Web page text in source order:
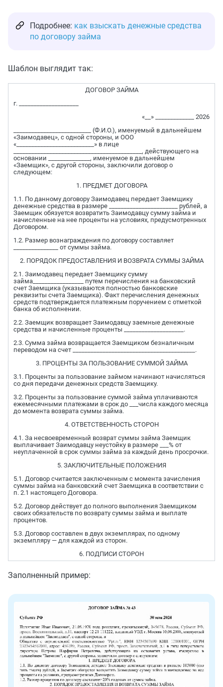
Подробнее: как взыскать денежные средства
по договору займа
Шаблон выглядит так:
ДОГОВОР ЗАЙМА
г. ____________________
«__» _____________ 2026
__________________________ (Ф.И.О.), именуемый в дальнейшем
«Заимодавец», с одной стороны, и ООО
«__________________________» в лице
___________________________________________, действующего на
основании ______________, именуемое в дальнейшем
«Заемщик», с другой стороны, заключили договор о
следующем:
1. ПРЕДМЕТ ДОГОВОРА
1.1. По данному договору Заимодавец передает Заемщику
денежные средства в размере _______________________ рублей, а
Заемщик обязуется возвратить Заимодавцу сумму займа и
начисленные на нее проценты на условиях, предусмотренных
Договором.
1.2. Размер вознаграждения по договору составляет
_______________ от суммы займа.
2. ПОРЯДОК ПРЕДОСТАВЛЕНИЯ И ВОЗВРАТА СУММЫ ЗАЙМА
2.1. Заимодавец передает Заемщику сумму
займа_________________ путем перечисления на банковский
счет Заемщика (указываются полностью банковские
реквизиты счета Заемщика). Факт перечисления денежных
средств подтверждается платежным поручением с отметкой
банка об исполнении.
2.2. Заемщик возвращает Заимодавцу заемные денежные
средства и начисленные проценты ____________________.
2.3. Сумма займа возвращается Заемщиком безналичным
переводом на счет _________________________________________.
3. ПРОЦЕНТЫ ЗА ПОЛЬЗОВАНИЕ СУММОЙ ЗАЙМА
3.1. Проценты за пользование займом начинают начисляться
со дня передачи денежных средств Заемщику.
3.2. Проценты за пользование суммой займа уплачиваются
ежемесячными платежами в срок до ___числа каждого месяца
до момента возврата суммы займа.
4. ОТВЕТСТВЕННОСТЬ СТОРОН
4.1. За несвоевременный возврат суммы займа Заемщик
выплачивает Заимодавцу неустойку в размере ___% от
неуплаченной в срок суммы займа за каждый день просрочки.
5. ЗАКЛЮЧИТЕЛЬНЫЕ ПОЛОЖЕНИЯ
5.1. Договор считается заключенным с момента зачисления
суммы займа на банковский счет Заемщика в соответствии с
п. 2.1 настоящего Договора.
5.2. Договор действует до полного выполнения Заемщиком
своих обязательств по возврату суммы займа и выплате
процентов.
5.3. Договор составлен в двух экземплярах, по одному
экземпляру — для каждой из сторон.
6. ПОДПИСИ СТОРОН
Заполненный пример: